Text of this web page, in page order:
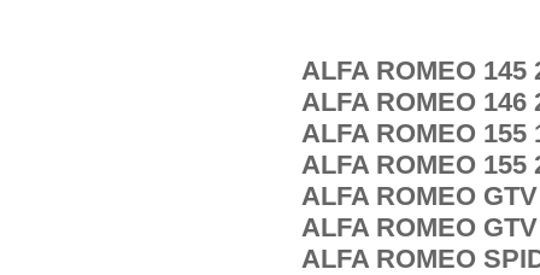
ALFA ROMEO 145
ALFA ROMEO 146
ALFA ROMEO 155
ALFA ROMEO 155
ALFA ROMEO
ALFA ROMEO
ALFA ROMEO